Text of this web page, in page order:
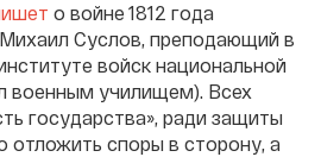
о войне 1812 года
Суслов, преподающий в
войск национальной
военным училищем). Всех
государства», ради защиты
споры в сторону, а